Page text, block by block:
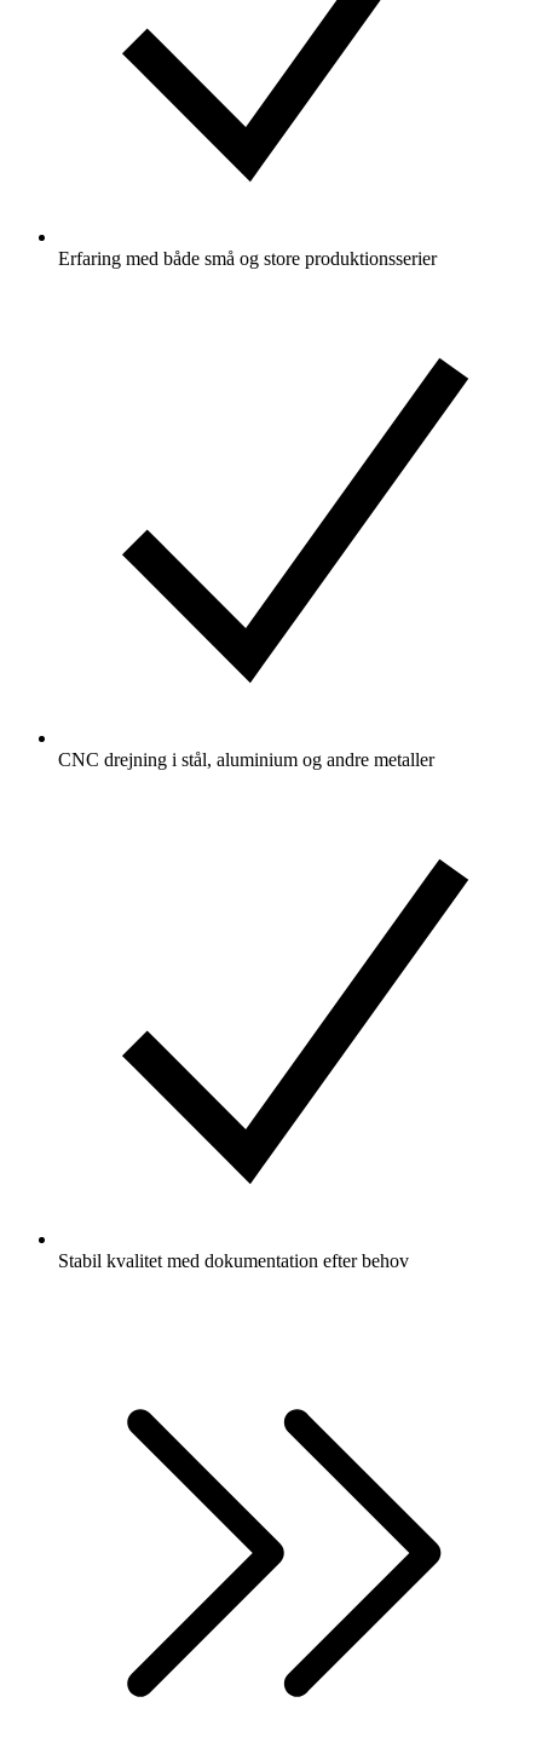
Erfaring med både små og store produktionsserier
CNC drejning i stål, aluminium og andre metaller
Stabil kvalitet med dokumentation efter behov